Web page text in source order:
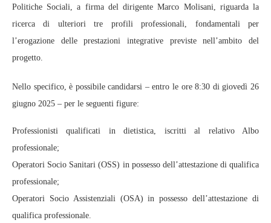
Politiche Sociali, a firma del dirigente Marco Molisani, riguarda la
ricerca di ulteriori tre profili professionali, fondamentali per
l’erogazione delle prestazioni integrative previste nell’ambito del
progetto.
Nello specifico, è possibile candidarsi – entro le ore 8:30 di giovedì 26
giugno 2025 – per le seguenti figure:
Professionisti qualificati in dietistica, iscritti al relativo Albo
professionale;
Operatori Socio Sanitari (OSS) in possesso dell’attestazione di qualifica
professionale;
Operatori Socio Assistenziali (OSA) in possesso dell’attestazione di
qualifica professionale.